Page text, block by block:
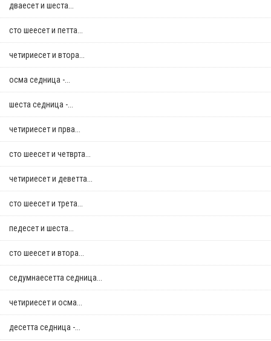
дваесет и шеста...
сто шеесет и петта...
четириесет и втора...
осма седница -...
шеста седница -...
четириесет и прва...
сто шеесет и четврта...
четириесет и деветта...
сто шеесет и трета...
педесет и шеста...
сто шеесет и втора...
седумнаесетта седница...
четириесет и осма...
десетта седница -...